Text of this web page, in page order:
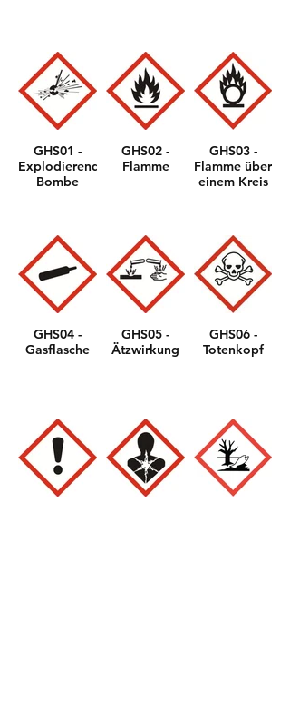
GHS01 -
Explodierende
Bombe
GHS02 -
Flamme
GHS03 -
Flamme über
einem Kreis
GHS04 -
Gasflasche
GHS05 -
Ätzwirkung
GHS06 -
Totenkopf